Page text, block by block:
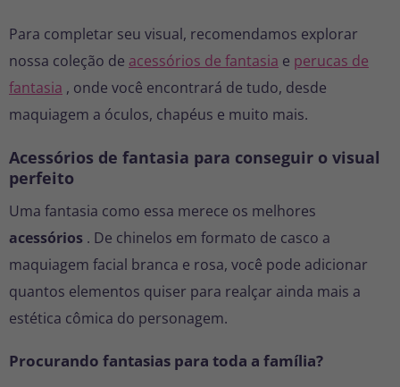
Para completar seu visual, recomendamos explorar
nossa coleção de acessórios de fantasia e perucas de
fantasia , onde você encontrará de tudo, desde
maquiagem a óculos, chapéus e muito mais.
Acessórios de fantasia para conseguir o visual
perfeito
Uma fantasia como essa merece os melhores
acessórios . De chinelos em formato de casco a
maquiagem facial branca e rosa, você pode adicionar
quantos elementos quiser para realçar ainda mais a
estética cômica do personagem.
Procurando fantasias para toda a família?